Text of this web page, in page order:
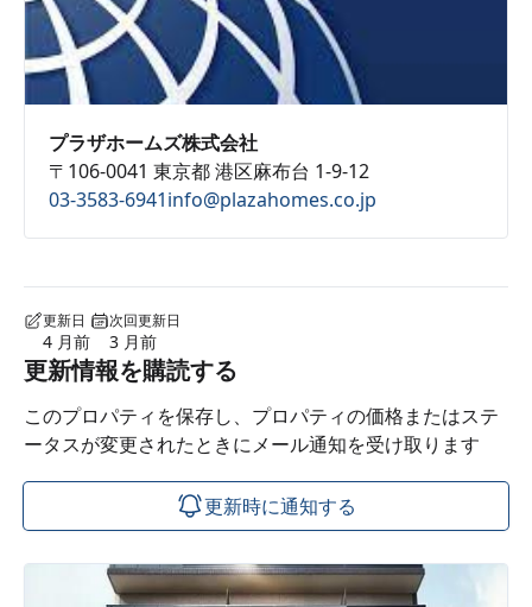
プラザホームズ株式会社
〒106-0041 東京都 港区麻布台 1-9-12
03-3583-6941info@plazahomes.co.jp
更新日
4 月前
次回更新日
3 月前
更新情報を購読する
このプロパティを保存し、プロパティの価格またはステ
ータスが変更されたときにメール通知を受け取ります
更新時に通知する